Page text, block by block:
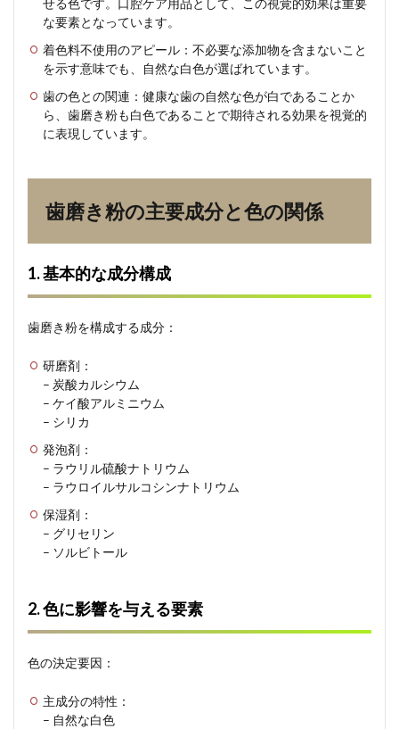
2.1
1. 基
本的
な成
分構
成
2.2
与え
る要
着色
料を
しな
由
3.1
1. 安
全性
配慮
3.2
品の
信頼
性
ー歯
の違
4.1
1. 着
せる色です。口腔ケア用品として、この視覚的効果は重要
な要素となっています。
着色料不使用のアピール：不必要な添加物を含まないこと
を示す意味でも、自然な白色が選ばれています。
歯の色との関連：健康な歯の自然な色が白であることか
ら、歯磨き粉も白色であることで期待される効果を視覚的
に表現しています。
歯磨き粉の主要成分と色の関係
1. 基本的な成分構成
歯磨き粉を構成する成分：
研磨剤：
– 炭酸カルシウム
– ケイ酸アルミニウム
– シリカ
発泡剤：
– ラウリル硫酸ナトリウム
– ラウロイルサルコシンナトリウム
保湿剤：
– グリセリン
– ソルビトール
2. 色に影響を与える要素
色の決定要因：
主成分の特性：
– 自然な白色